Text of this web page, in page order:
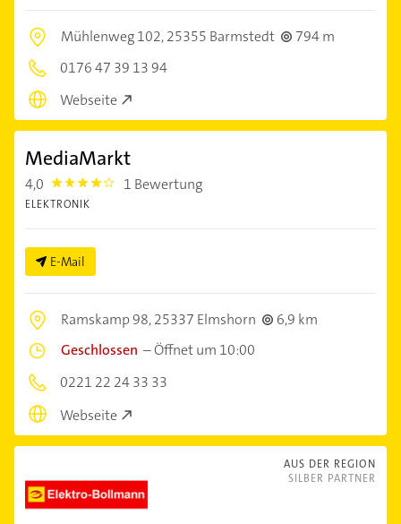
Mühlenweg 102,25355 Barmstedt
794 m
0176 47 39 13 94
Webseite
MediaMarkt
4,0 4.0 1 Bewertung
ELEKTRONIK
E-Mail
Ramskamp 98,25337 Elmshorn
6,9 km
Geschlossen –Öffnet um 10:00
0221 22 24 33 33
Webseite
AUS DER REGION
SILBER PARTNER